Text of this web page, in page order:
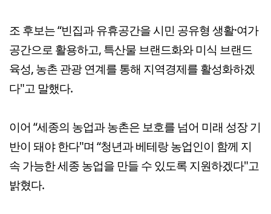
조 후보는 “빈집과 유휴공간을 시민 공유형 생활·여가
공간으로 활용하고, 특산물 브랜드화와 미식 브랜드
육성, 농촌 관광 연계를 통해 지역경제를 활성화하겠
다"고 말했다.
이어 “세종의 농업과 농촌은 보호를 넘어 미래 성장 기
반이 돼야 한다"며 “청년과 베테랑 농업인이 함께 지
속 가능한 세종 농업을 만들 수 있도록 지원하겠다"고
밝혔다.